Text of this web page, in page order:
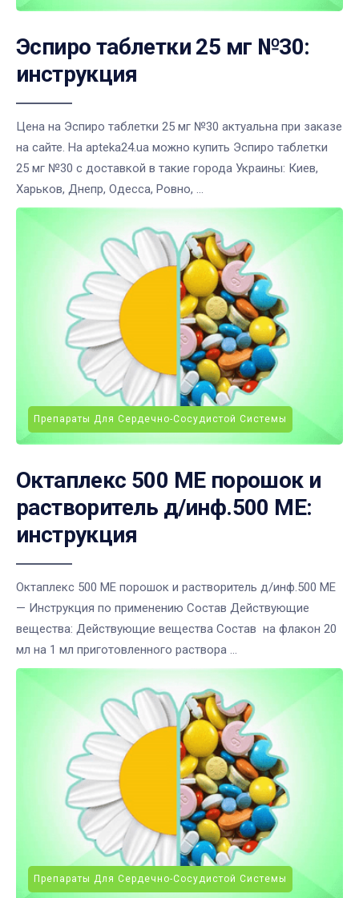
Эспиро таблетки 25 мг №30:
инструкция
Цена на Эспиро таблетки 25 мг №30 актуальна при заказе
на сайте. На apteka24.ua можно купить Эспиро таблетки
25 мг №30 с доставкой в такие города Украины: Киев,
Харьков, Днепр, Одесса, Ровно, ...
Препараты Для Сердечно-Сосудистой Системы
Октаплекс 500 МЕ порошок и
растворитель д/инф.500 МЕ:
инструкция
Октаплекс 500 МЕ порошок и растворитель д/инф.500 МЕ
— Инструкция по применению Состав Действующие
вещества: Действующие вещества Состав на флакон 20
мл на 1 мл приготовленного раствора ...
Препараты Для Сердечно-Сосудистой Системы